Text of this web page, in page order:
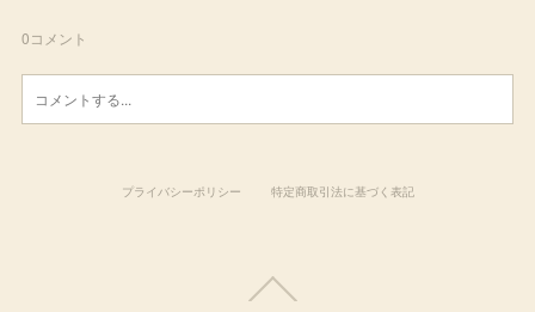
0コメント
プライバシーポリシー 特定商取引法に基づく表記